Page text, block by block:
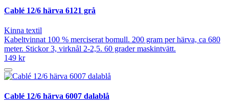
Cablé 12/6 härva 6121 grå
Kinna textil
Kabeltvinnat 100 % merciserat bomull. 200 gram per härva, ca 680
meter. Stickor 3, virknål 2-2,5. 60 grader maskintvätt.
149 kr
Cablé 12/6 härva 6007 dalablå